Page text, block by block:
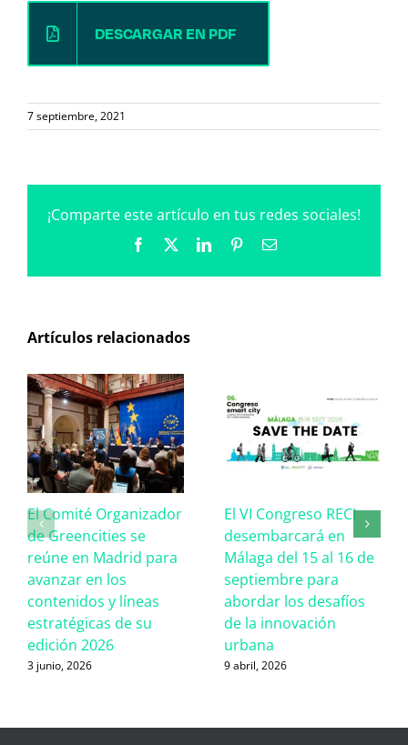
DESCARGAR EN PDF
7 septiembre, 2021
¡Comparte este artículo en tus redes sociales!
Facebook LinkedInPinterestCorreo
Artículos relacionados
El Comité Organizador
de Greencities se
reúne en Madrid para
avanzar en los
contenidos y líneas
estratégicas de su
edición 2026
3 junio, 2026
El VI Congreso RECI
desembarcará en
Málaga del 15 al 16 de
septiembre para
abordar los desafíos
de la innovación
urbana
9 abril, 2026